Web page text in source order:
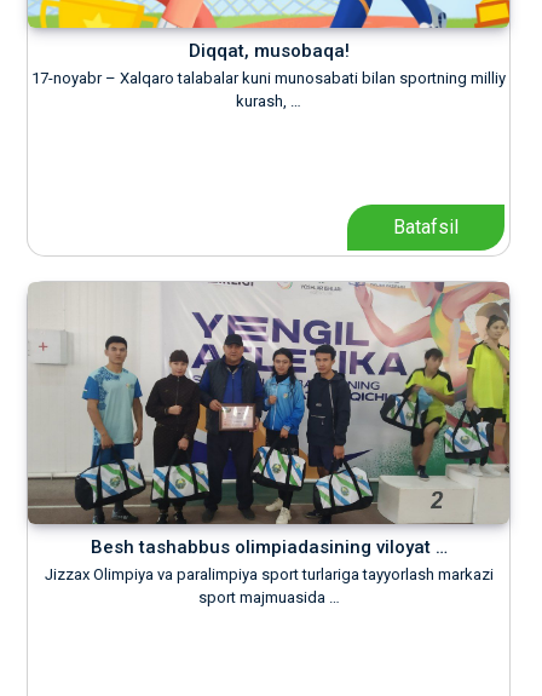
Diqqat, musobaqa!
17-noyabr – Xalqaro talabalar kuni munosabati bilan sportning milliy
kurash, …
Batafsil
Besh tashabbus olimpiadasining viloyat …
Jizzax Olimpiya va paralimpiya sport turlariga tayyorlash markazi
sport majmuasida …